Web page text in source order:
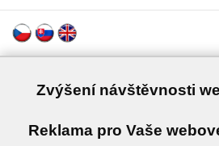
Zvýšení návštěvnosti
Reklama pro Vaše